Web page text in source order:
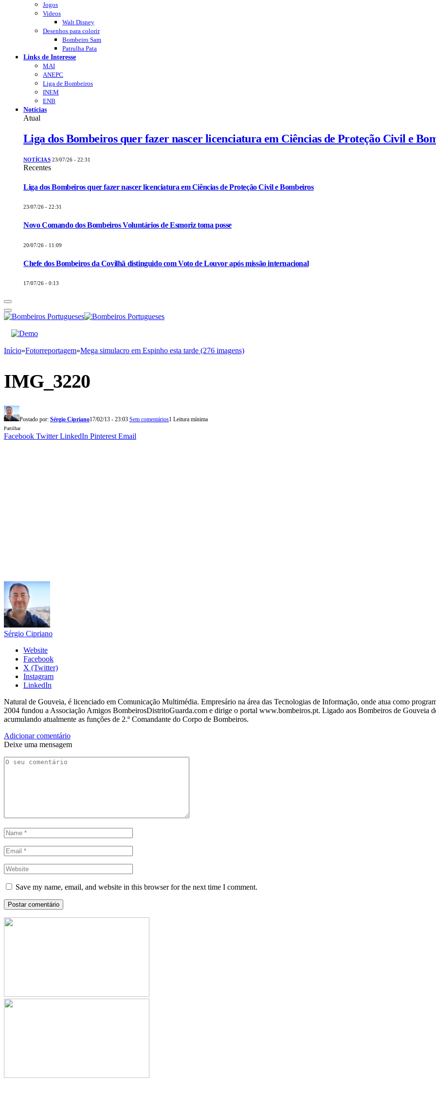
Jogos
Videos
Walt Disney
Desenhos para colorir
Bombeiro Sam
Patrulha Pata
Links de Interesse
MAI
ANEPC
Liga de Bombeiros
INEM
ENB
Notícias
Atual
Liga dos Bombeiros quer fazer nascer licenciatura em Ciências de Proteção Civil e
NOTÍCIAS 23/07/26 - 22:31
Recentes
Liga dos Bombeiros quer fazer nascer licenciatura em Ciências de Proteção Civil e Bombeiros
23/07/26 - 22:31
Novo Comando dos Bombeiros Voluntários de Esmoriz toma posse
20/07/26 - 11:09
Chefe dos Bombeiros da Covilhã distinguido com Voto de Louvor após missão internacional
17/07/26 - 0:13
Início»Fotorreportagem»Mega simulacro em Espinho esta tarde (276 imagens)
IMG_3220
Postado por: Sérgio Cipriano17/02/13 - 23:03 Sem comentários1 Leitura mínima
Partilhar
Facebook Twitter LinkedIn Pinterest Email
Sérgio Cipriano
Website
Facebook
X (Twitter)
Instagram
LinkedIn
Natural de Gouveia, é licenciado em Comunicação Multimédia. Empresário na área das Tecnologias de Informação, onde atua como
2004 fundou a Associação Amigos BombeirosDistritoGuarda.com e dirige o portal www.bombeiros.pt. Ligado aos Bombeiros de Gouveia
acumulando atualmente as funções de 2.º Comandante do Corpo de Bombeiros.
Adicionar comentário
Deixe uma mensagem
Save my name, email, and website in this browser for the next time I comment.